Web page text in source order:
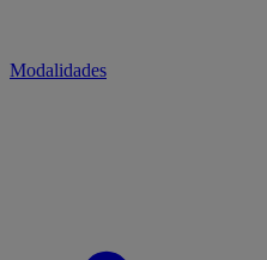
Modalidades